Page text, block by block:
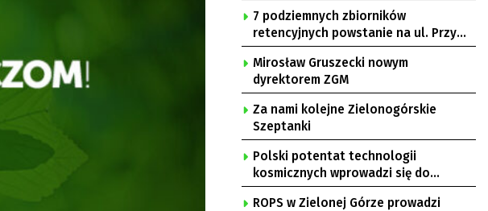
7 podziemnych zbiorników
retencyjnych powstanie na ul. Przy
Gazowni
Mirosław Gruszecki nowym
dyrektorem ZGM
Za nami kolejne Zielonogórskie
Szeptanki
Polski potentat technologii
kosmicznych wprowadzi się do
Zielonej Góry
ROPS w Zielonej Górze prowadzi